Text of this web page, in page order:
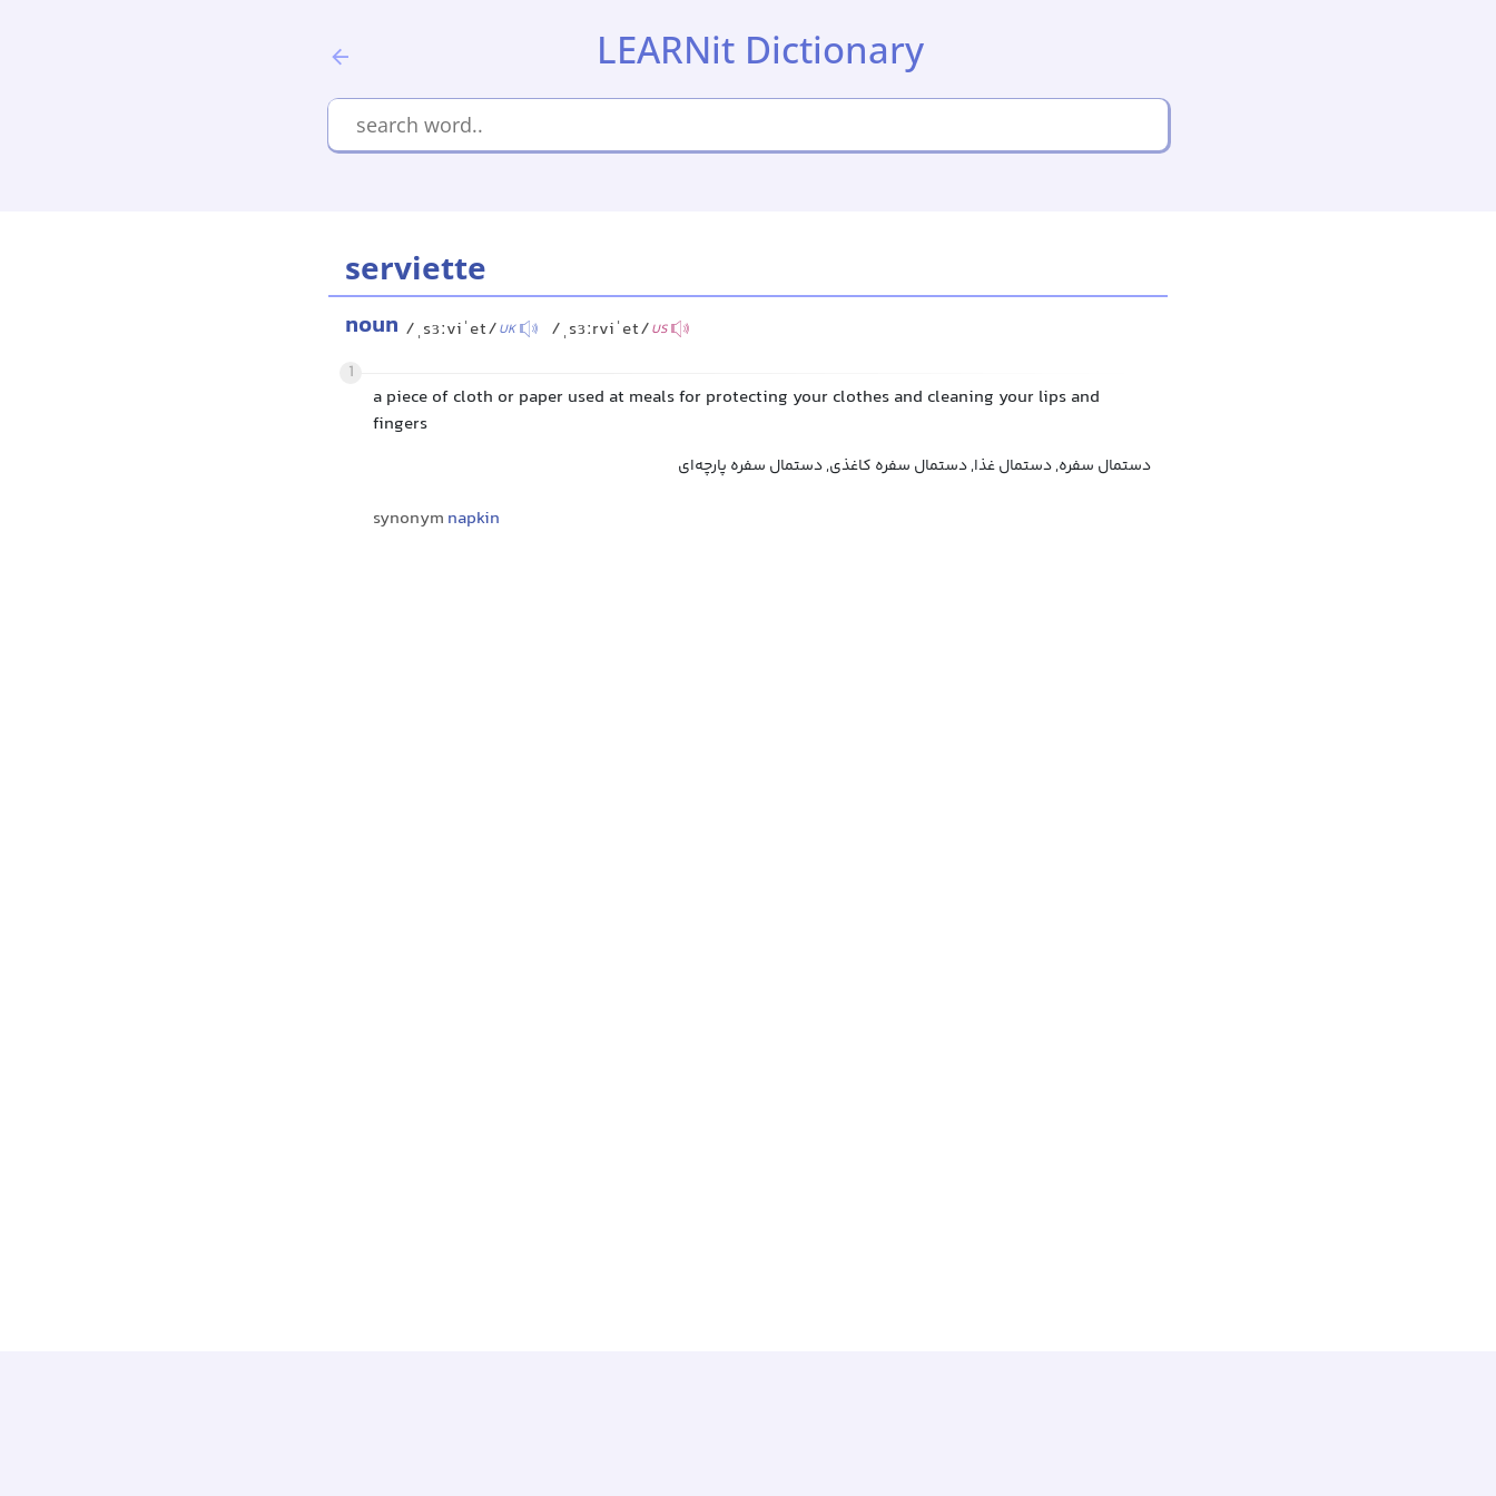
LEARNit Dictionary
serviette
noun /ˌsɜːviˈet/UK /ˌsɜːrviˈet/US
1
a piece of cloth or paper used at meals for protecting your clothes and cleaning your lips and
fingers
دستمال سفره, دستمال غذا, دستمال سفره کاغذی, دستمال سفره پارچه‌ای
synonym napkin